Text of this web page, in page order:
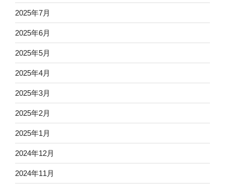
2025年7月
2025年6月
2025年5月
2025年4月
2025年3月
2025年2月
2025年1月
2024年12月
2024年11月